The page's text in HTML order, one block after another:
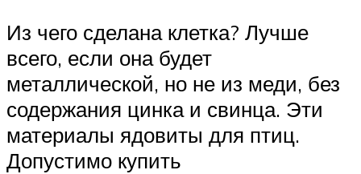
Из чего сделана клетка? Лучше
всего, если она будет
металлической, но не из меди, без
содержания цинка и свинца. Эти
материалы ядовиты для птиц.
Допустимо купить